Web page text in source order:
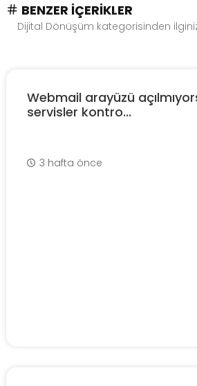
BENZER İÇERIKLER
Dijital Dönüşüm kategorisinden
Webmail arayüzü
servisler kontro...
3 hafta önce